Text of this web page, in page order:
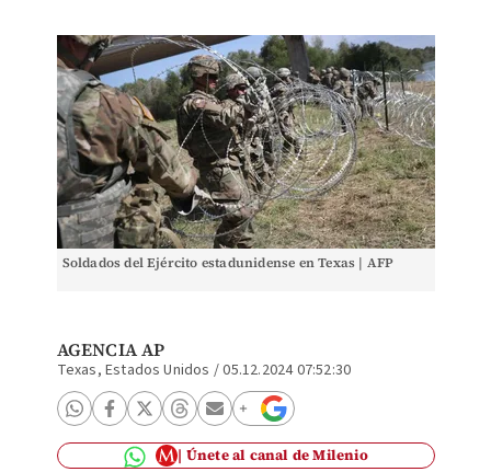
Soldados del Ejército estadunidense en Texas | AFP
AGENCIA AP
Texas, Estados Unidos /05.12.2024 07:52:30
Únete al canal de Milenio